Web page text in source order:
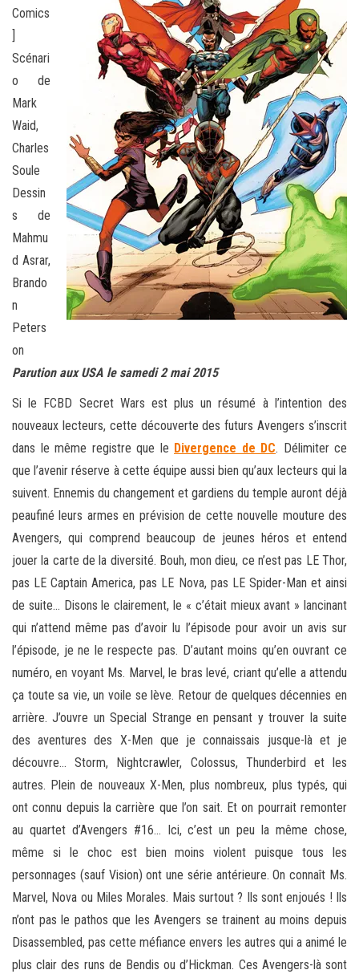
Comics
]
Scénari
o de
Mark
Waid,
Charles
Soule
Dessin
s de
Mahmu
d Asrar,
Brando
n
Peters
on
Parution aux USA le samedi 2 mai 2015
Si le FCBD Secret Wars est plus un résumé à l’intention des
nouveaux lecteurs, cette découverte des futurs Avengers s’inscrit
dans le même registre que le Divergence de DC. Délimiter ce
que l’avenir réserve à cette équipe aussi bien qu’aux lecteurs qui la
suivent. Ennemis du changement et gardiens du temple auront déjà
peaufiné leurs armes en prévision de cette nouvelle mouture des
Avengers, qui comprend beaucoup de jeunes héros et entend
jouer la carte de la diversité. Bouh, mon dieu, ce n’est pas LE Thor,
pas LE Captain America, pas LE Nova, pas LE Spider-Man et ainsi
de suite… Disons le clairement, le « c’était mieux avant » lancinant
qui n’attend même pas d’avoir lu l’épisode pour avoir un avis sur
l’épisode, je ne le respecte pas. D’autant moins qu’en ouvrant ce
numéro, en voyant Ms. Marvel, le bras levé, criant qu’elle a attendu
ça toute sa vie, un voile se lève. Retour de quelques décennies en
arrière. J’ouvre un Special Strange en pensant y trouver la suite
des aventures des X-Men que je connaissais jusque-là et je
découvre… Storm, Nightcrawler, Colossus, Thunderbird et les
autres. Plein de nouveaux X-Men, plus nombreux, plus typés, qui
ont connu depuis la carrière que l’on sait. Et on pourrait remonter
au quartet d’Avengers #16… Ici, c’est un peu la même chose,
même si le choc est bien moins violent puisque tous les
personnages (sauf Vision) ont une série antérieure. On connaît Ms.
Marvel, Nova ou Miles Morales. Mais surtout ? Ils sont enjoués ! Ils
n’ont pas le pathos que les Avengers se trainent au moins depuis
Disassembled, pas cette méfiance envers les autres qui a animé le
plus clair des runs de Bendis ou d’Hickman. Ces Avengers-là sont